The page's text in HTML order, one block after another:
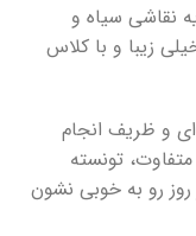
نقاشی سیاه و
زیبا و با کلاس
و ظریف انجام
تونسته
رو به خوبی نشون